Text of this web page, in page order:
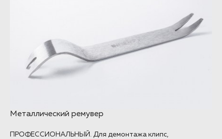
Металлический ремувер
ПРОФЕССИОНАЛЬНЫЙ. Для демонтажа клипс,